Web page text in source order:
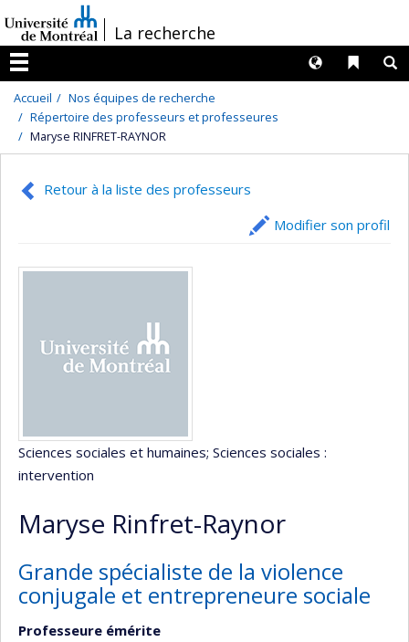
au
contenu
/La recherche
Menu
Liens
Langues
Accueil
Nos équipes de recherche
Répertoire des professeurs et professeures
Maryse RINFRET-RAYNOR
Retour à la liste des professeurs
Modifier son profil
Sciences sociales et humaines; Sciences sociales :
intervention
Maryse Rinfret-Raynor
Grande spécialiste de la violence
conjugale et entrepreneure sociale
Professeure émérite